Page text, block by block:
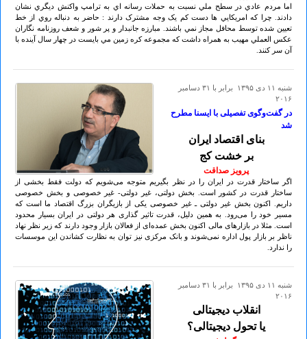
اما مردم عادي در سطح ملي نسبت به حملات رسانه اي به ترامپ واکنش ديگري نشان
دادند. چرا که امريکايي ها دست کم يک وجه مشترک دارند : حاضر به دنباله روي از خط
تعيين شده توسط محافل مجاز نمي باشند. مبارزه جانبدار و پر شور و شعف روزنامه نگاران
عکس العملي مهيب به همراه داشت که مجموعه کره زمين مي بايست در چهار سال آينده با
آن سر کنند.
شنبه ۱۱ دی ۱۳۹۵ برابر با ۳۱ دسامبر
۲۰۱۶
در گفت‌وگوی تفصیلی با ایسنا مطرح
شد
بنای اقتصاد ایران
بر خشت کج
پرویز صداقت
اگر ساختار قدرت در ایران را در نظر بگیریم متوجه می‌شویم که دولت فقط بخشی از
ساختار قدرت در کشور است. بخش دولتی، غیر دولتی- غیر خصوصی و بخش خصوصی
داریم. اکنون بخش غیر دولتی ـ غیر خصوصی یکی از بازیگران بزرگ اقتصاد ما است که
مسیر خود را می‌رود. به همین دلیل، قدرت تاثیر گذاری هر دولتی در ایران بسیار محدود
است. مثلا در بازارهای مالی اکنون بخش عمده‌ای از فعالان بازار وجود دارند که زیر نظر نهاد
ناظر بر بازار پول اداره نمی‌شوند و بانک مرکزی نیز توان به نظارت کشاندن این موسسات
را ندارد.
شنبه ۱۱ دی ۱۳۹۵ برابر با ۳۱ دسامبر
۲۰۱۶
انقلاب دیجیتالی
یا تحول دیجیتالی؟